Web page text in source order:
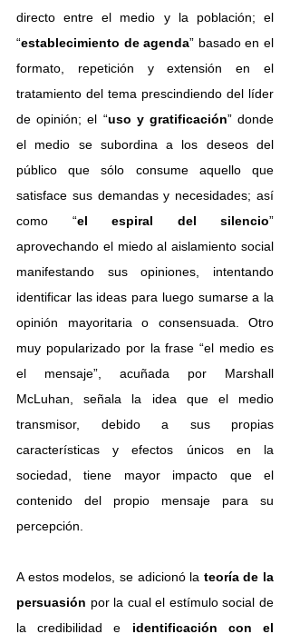
directo entre el medio y la población; el
“establecimiento de agenda” basado en el
formato, repetición y extensión en el
tratamiento del tema prescindiendo del líder
de opinión; el “uso y gratificación” donde
el medio se subordina a los deseos del
público que sólo consume aquello que
satisface sus demandas y necesidades; así
como “el espiral del silencio”
aprovechando el miedo al aislamiento social
manifestando sus opiniones, intentando
identificar las ideas para luego sumarse a la
opinión mayoritaria o consensuada. Otro
muy popularizado por la frase “el medio es
el mensaje”, acuñada por Marshall
McLuhan, señala la idea que el medio
transmisor, debido a sus propias
características y efectos únicos en la
sociedad, tiene mayor impacto que el
contenido del propio mensaje para su
percepción.
A estos modelos, se adicionó la teoría de la
persuasión por la cual el estímulo social de
la credibilidad e identificación con el